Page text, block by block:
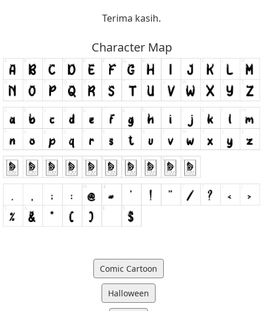
Terima kasih.
Character Map
Comic Cartoon
Halloween